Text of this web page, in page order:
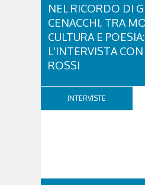
NEL RICORDO DI
CENACCHI, TRA
CULTURA E
L'INTERVISTA CON
ROSSI
ha lasciato un segno
montagna e della cultura.
INTERVISTE